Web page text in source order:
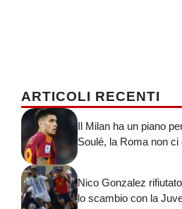
ARTICOLI RECENTI
Il Milan ha un piano
Soulé, la Roma non
Nico Gonzalez
lo scambio con la